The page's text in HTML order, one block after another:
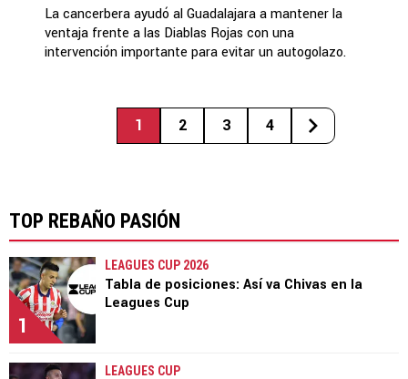
La cancerbera ayudó al Guadalajara a mantener la
ventaja frente a las Diablas Rojas con una
intervención importante para evitar un autogolazo.
1 2 3 4
TOP REBAÑO PASIÓN
1
LEAGUES CUP 2026
Tabla de posiciones: Así va Chivas en la
Leagues Cup
LEAGUES CUP